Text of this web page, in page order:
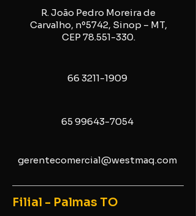
R. João Pedro Moreira de
Carvalho, nº5742, Sinop – MT,
CEP78.551-330.
66 3211-1909
65 99643-7054
gerentecomercial@westmaq.com
Filial - Palmas TO